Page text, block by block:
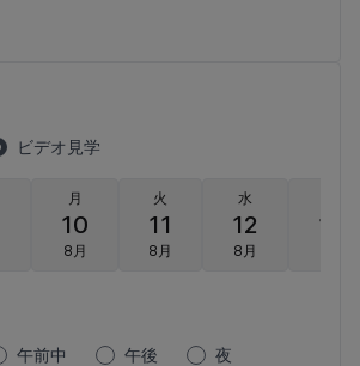
ビデオ見学
月
10
8月
火
11
8月
水
12
8月
13
午前中 午後 夜